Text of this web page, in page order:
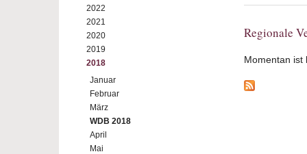
2022
2021
2020
2019
2018
Januar
Februar
März
WDB 2018
April
Mai
Regionale
Momentan ist